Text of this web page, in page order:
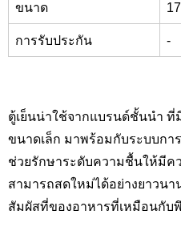
ขนาด
การรับประกัน -
ตู้เย็นน่าใช้จากแบรนด์ชั้นนำ
ขนาดเล็ก มาพร้อมกับระบบกา
ช่วยรักษาระดับความชื้นให้มีค
สามารถสดใหม่ได้อย่างยาวน
สัมผัสที่ของอาหารที่เหมือนกับ